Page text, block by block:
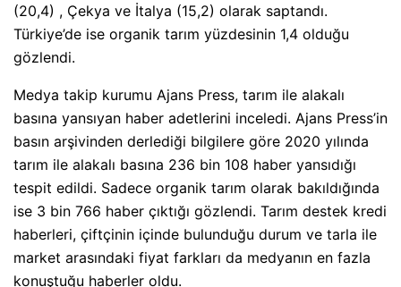
(20,4) , Çekya ve İtalya (15,2) olarak saptandı.
Türkiye’de ise organik tarım yüzdesinin 1,4 olduğu
gözlendi.
Medya takip kurumu Ajans Press, tarım ile alakalı
basına yansıyan haber adetlerini inceledi. Ajans Press’in
basın arşivinden derlediği bilgilere göre 2020 yılında
tarım ile alakalı basına 236 bin 108 haber yansıdığı
tespit edildi. Sadece organik tarım olarak bakıldığında
ise 3 bin 766 haber çıktığı gözlendi. Tarım destek kredi
haberleri, çiftçinin içinde bulunduğu durum ve tarla ile
market arasındaki fiyat farkları da medyanın en fazla
konuştuğu haberler oldu.